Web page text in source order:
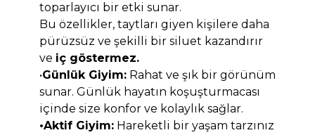
toparlayıcı bir etki sunar.
Bu özellikler, taytları giyen kişilere daha
pürüzsüz ve şekilli bir siluet kazandırır
ve iç göstermez.
•Günlük Giyim: Rahat ve şık bir görünüm
sunar. Günlük hayatın koşuşturmacası
içinde size konfor ve kolaylık sağlar.
•Aktif Giyim: Hareketli bir yaşam tarzınız